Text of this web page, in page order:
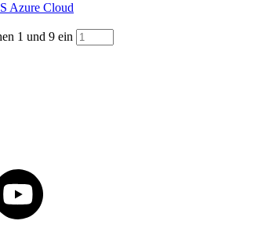
Azure Cloud
1 und 9 ein